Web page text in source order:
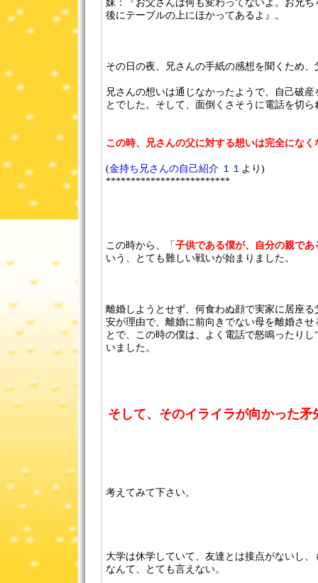
妹：『お父さんは何も変わってないよ。お兄
後にテーブルの上にほかってあるよ』。
その日の夜、兄さんの手紙の感想を聞くため
兄さんの想いは通じなかったようで、自己破
とでした。そして、面倒くさそうに電話を切ら
この時、兄さんの父に対する想いは完全にな
(金持ち兄さんの自己紹介 １１ より)
*************************
この時から、「 子供である僕が、自分の親で
いう、とても難しい戦いが始まりました。
離婚しようとせず、何食わぬ顔で実家に居座
安が理由で、離婚に前向きでない母を離婚さ
とで、この時の僕は、よく電話で怒鳴ったり
いました。
そして、そのイライラが向かった矛
考えてみて下さい。
大学は休学していて、友達とは接点がないし
なんて、とても言えない。